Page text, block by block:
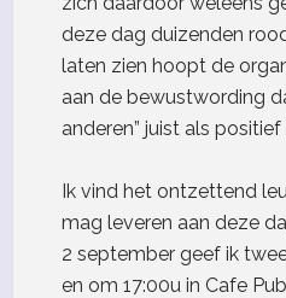
deze dag duizenden
laten zien hoopt de
aan de bewustwording
anderen” juist als
Ik vind het ontzettend
mag leveren aan deze
2 september geef ik
en om 17:00u in Cafe